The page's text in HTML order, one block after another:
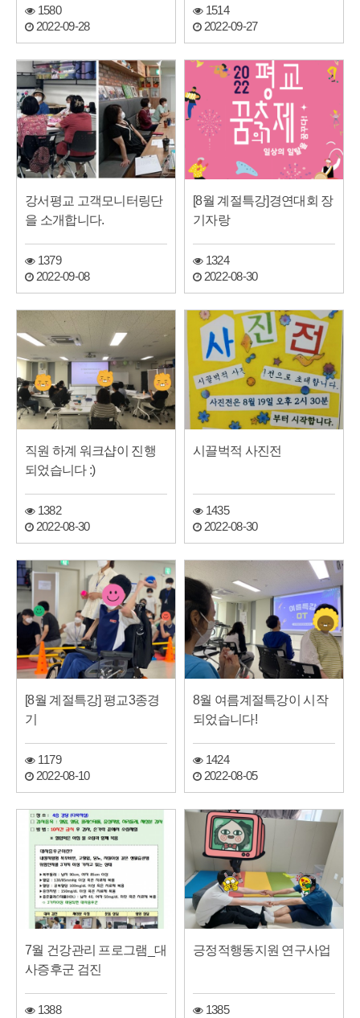
1580
2022-09-28
1514
2022-09-27
강서평교 고객모니터링단
을 소개합니다.
1379
2022-09-08
[8월 계절특강]경연대회 장
기자랑
1324
2022-08-30
직원 하계 워크샵이 진행
되었습니다 :)
1382
2022-08-30
시끌벅적 사진전
1435
2022-08-30
[8월 계절특강] 평교3종경
기
1179
2022-08-10
8월 여름계절특강이 시작
되었습니다!
1424
2022-08-05
7월 건강관리 프로그램_대
사증후군 검진
1388
긍정적행동지원 연구사업
1385